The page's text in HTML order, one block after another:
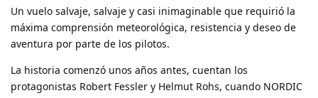
Un vuelo salvaje, salvaje y casi inimaginable que requirió la
máxima comprensión meteorológica, resistencia y deseo de
aventura por parte de los pilotos.
La historia comenzó unos años antes, cuentan los
protagonistas Robert Fessler y Helmut Rohs, cuando NORDIC